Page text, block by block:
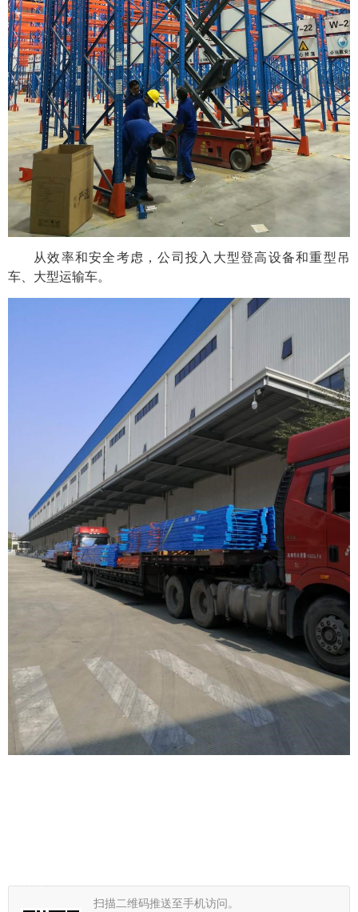
从效率和安全考虑，公司投入大型登高设备和重型吊
车、大型运输车。
扫描二维码推送至手机访问。